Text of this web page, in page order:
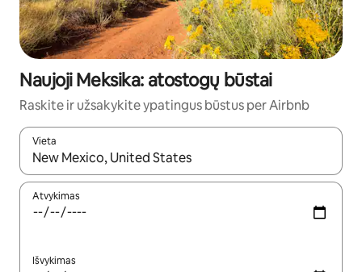
Naujoji Meksika: atostogų būstai
Raskite ir užsakykite ypatingus būstus per Airbnb
Vieta
Kai pasirodys paieškos rezultatai, juos naršyti galite
Atvykimas
Išvykimas